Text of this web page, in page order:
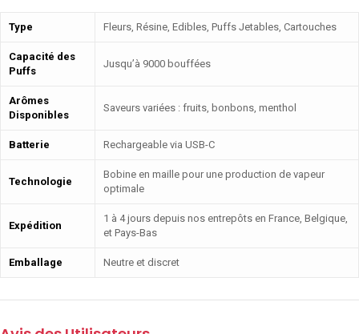
Type Fleurs, Résine, Edibles, Puffs Jetables, Cartouches
Capacité des
Puffs
Jusqu’à 9000 bouffées
Arômes
Disponibles
Saveurs variées : fruits, bonbons, menthol
Batterie Rechargeable via USB-C
Technologie
Bobine en maille pour une production de vapeur
optimale
Expédition
1 à 4 jours depuis nos entrepôts en France, Belgique,
et Pays-Bas
Emballage Neutre et discret